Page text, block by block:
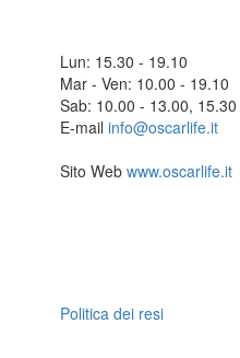
Lun: 15.30 - 19.10
Mar - Ven: 10.00 - 19.10
Sab: 10.00 - 13.00,
E-mailinfo@oscarlife.it
Sito Webwww.oscarlife.it
Politica dei resi